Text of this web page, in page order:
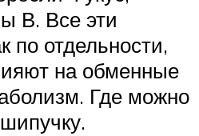
В. Все эти
по отдельности,
на обменные
Где можно